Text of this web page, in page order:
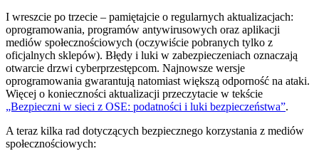
I wreszcie po trzecie – pamiętajcie o regularnych aktualizacjach:
oprogramowania, programów antywirusowych oraz aplikacji
mediów społecznościowych (oczywiście pobranych tylko z
oficjalnych sklepów). Błędy i luki w zabezpieczeniach oznaczają
otwarcie drzwi cyberprzestępcom. Najnowsze wersje
oprogramowania gwarantują natomiast większą odporność na ataki.
Więcej o konieczności aktualizacji przeczytacie w tekście
„Bezpieczni w sieci z OSE: podatności i luki bezpieczeństwa”.
A teraz kilka rad dotyczących bezpiecznego korzystania z mediów
społecznościowych: